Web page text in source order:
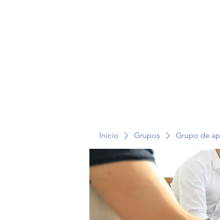
Inicio Grupos Grupo de